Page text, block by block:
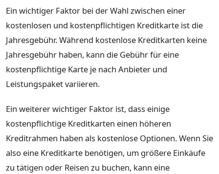
Ein wichtiger Faktor bei der Wahl zwischen einer
kostenlosen und kostenpflichtigen Kreditkarte ist die
Jahresgebühr. Während kostenlose Kreditkarten keine
Jahresgebühr haben, kann die Gebühr für eine
kostenpflichtige Karte je nach Anbieter und
Leistungspaket variieren.
Ein weiterer wichtiger Faktor ist, dass einige
kostenpflichtige Kreditkarten einen höheren
Kreditrahmen haben als kostenlose Optionen. Wenn Sie
also eine Kreditkarte benötigen, um größere Einkäufe
zu tätigen oder Reisen zu buchen, kann eine